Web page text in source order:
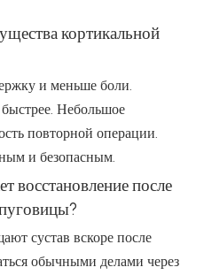
кортикальной
и меньше боли.
Небольшое
повторной операции.
и безопасным.
восстановление после
сустав вскоре после
обычными делами через